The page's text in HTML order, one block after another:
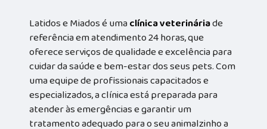
Latidos e Miados é umaclínica veterináriade
referência em atendimento 24 horas, que
oferece serviços de qualidade e excelência para
cuidar da saúde e bem-estar dos seus pets. Com
uma equipe de profissionais capacitados e
especializados, a clínica está preparada para
atender às emergências e garantir um
tratamento adequado para o seu animalzinho a